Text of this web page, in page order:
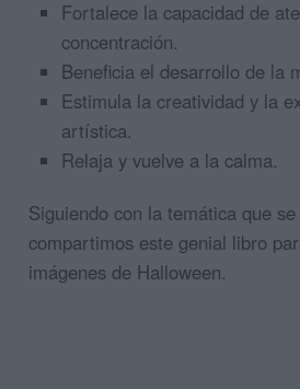
Fortalece la capacidad de
concentración.
Beneficia el desarrollo de la
Estimula la creatividad y la
artística.
Relaja y vuelve a la calma.
Siguiendo con la temática que
compartimos este genial libro
imágenes de Halloween.